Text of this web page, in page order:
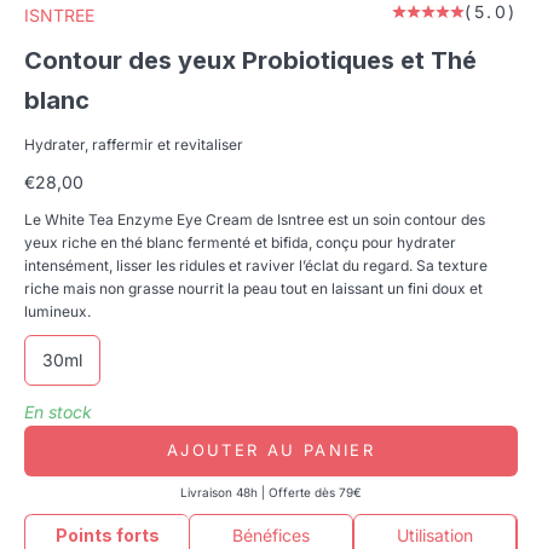
ISNTREE (5.0)
Contour des yeux Probiotiques et Thé
blanc
Hydrater, raffermir et revitaliser
Prix de vente
€28,00
Le White Tea Enzyme Eye Cream de Isntree est un soin contour des
yeux riche en thé blanc fermenté et bifida, conçu pour hydrater
intensément, lisser les ridules et raviver l’éclat du regard. Sa texture
riche mais non grasse nourrit la peau tout en laissant un fini doux et
lumineux.
30ml
En stock
AJOUTER AU PANIER
Livraison 48h | Offerte dès 79€
Points forts Bénéfices Utilisation